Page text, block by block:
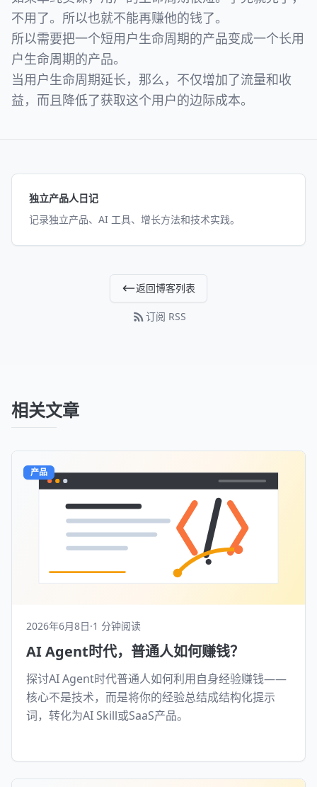
不用了。所以也就不能再赚他的钱了。
所以需要把一个短用户生命周期的产品变成一个长用
户生命周期的产品。
当用户生命周期延长，那么，不仅增加了流量和收
益，而且降低了获取这个用户的边际成本。
独立产品人日记
记录独立产品、AI 工具、增长方法和技术实践。
返回博客列表
订阅 RSS
相关文章
产品
2026年6月8日·1 分钟阅读
AI Agent时代，普通人如何赚钱？
探讨AI Agent时代普通人如何利用自身经验赚钱——
核心不是技术，而是将你的经验总结成结构化提示
词，转化为AI Skill或SaaS产品。